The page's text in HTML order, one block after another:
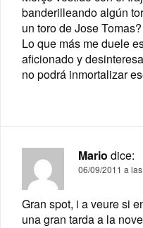
banderilleando algún
un toro de Jose Tomas?
Lo que más me duele
aficionado y
no podrá inmortalizar
Mario dice:
06/09/2011 a
Gran spot, i a veure si
una gran tarda a la